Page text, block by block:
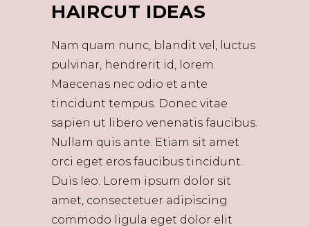
HAIRCUT IDEAS
Nam quam nunc, blandit vel, luctus
pulvinar, hendrerit id, lorem.
Maecenas nec odio et ante
tincidunt tempus. Donec vitae
sapien ut libero venenatis faucibus.
Nullam quis ante. Etiam sit amet
orci eget eros faucibus tincidunt.
Duis leo. Lorem ipsum dolor sit
amet, consectetuer adipiscing
commodo ligula eget dolor elit